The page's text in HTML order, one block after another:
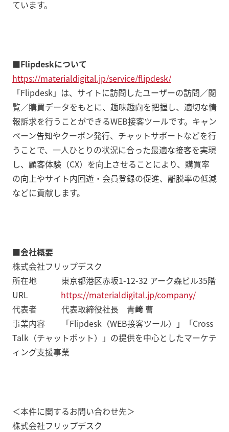
ています。
■Flipdeskについて
https://materialdigital.jp/service/flipdesk/
「Flipdesk」は、サイトに訪問したユーザーの訪問／閲
覧／購買データをもとに、趣味趣向を把握し、適切な情
報訴求を行うことができるWEB接客ツールです。キャン
ペーン告知やクーポン発行、チャットサポートなどを行
うことで、一人ひとりの状況に合った最適な接客を実現
し、顧客体験（CX）を向上させることにより、購買率
の向上やサイト内回遊・会員登録の促進、離脱率の低減
などに貢献します。
■会社概要
株式会社フリップデスク
所在地 東京都港区赤坂1-12-32 アーク森ビル35階
URL https://materialdigital.jp/company/
代表者 代表取締役社長 青﨑 曹
事業内容 「Flipdesk（WEB接客ツール）」「Cross
Talk（チャットボット）」の提供を中心としたマーケテ
ィング支援事業
＜本件に関するお問い合わせ先＞
株式会社フリップデスク